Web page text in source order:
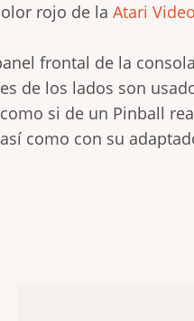
rojo de laAtari
frontal de la
de los lados son
si de un Pinball
como con su